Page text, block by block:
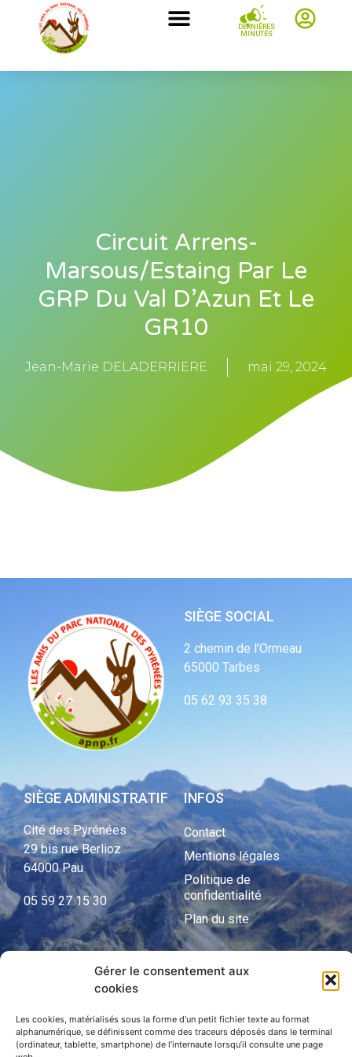
Gérer le consentement aux
cookies
Les cookies, matérialisés sous la forme d’un petit fichier texte au format
alphanumérique, se définissent comme des traceurs déposés dans le terminal
(ordinateur, tablette, smartphone) de l’internaute lorsqu’il consulte une page
DERNIÈRES
MINUTES
Circuit Arrens-
Marsous/Estaing Par Le
GRP Du Val D’Azun Et Le
GR10
Jean-Marie DELADERRIERE mai 29, 2024
SIÈGE SOCIAL
2 chemin de l’Ormeau
65000 Tarbes
05 62 93 35 38
SIÈGE ADMINISTRATIF
Cité des Pyrénées
29 bis rue Berlioz
64000 Pau
05 59 27 15 30
INFOS
Contact
Mentions légales
Politique de
confidentialité
Plan du site
Parc national des Pyrénées